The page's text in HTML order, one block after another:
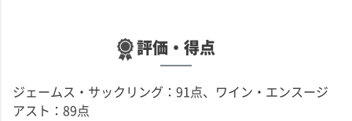
評価・得点
ジェームス・サックリング：91点、ワイン・エンスージ
アスト：89点